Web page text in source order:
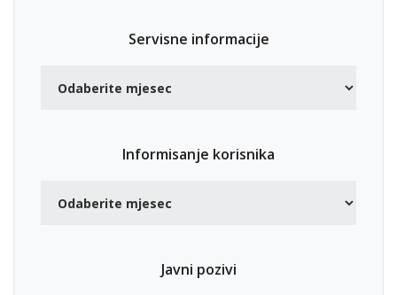
Servisne informacije
Informisanje korisnika
Javni pozivi